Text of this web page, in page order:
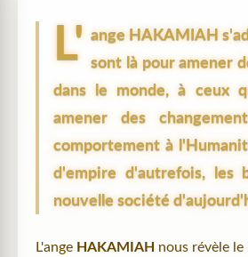
L' ange HAKAMIAH
sont là pour amener
dans le monde, à ceux
amener des
comportement à
d'empire d'autrefois, les
nouvelle société
L'ange HAKAMIAH nous révèle